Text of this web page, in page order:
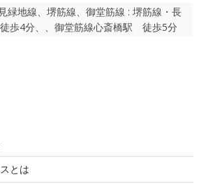
地線、堺筋線、御堂筋線 : 堺筋線・長
歩4分、、御堂筋線心斎橋駅 徒歩5分
とは